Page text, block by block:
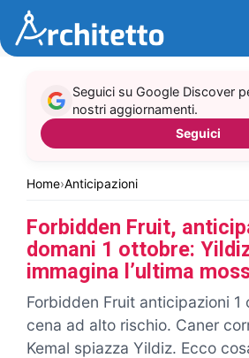
contenuto
Home›Anticipazioni
Seguici su Google Discover
nostri aggiornamenti.
Seguici
Forbidden Fruit,
domani 1 ottobre:
immagina l’ultima
Forbidden Fruit anticipazioni 1
cena ad alto rischio. Caner
Kemal spiazza Yildiz. Ecco